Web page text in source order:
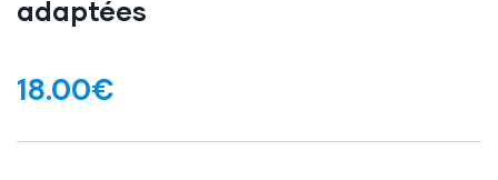
adaptées
18.00€